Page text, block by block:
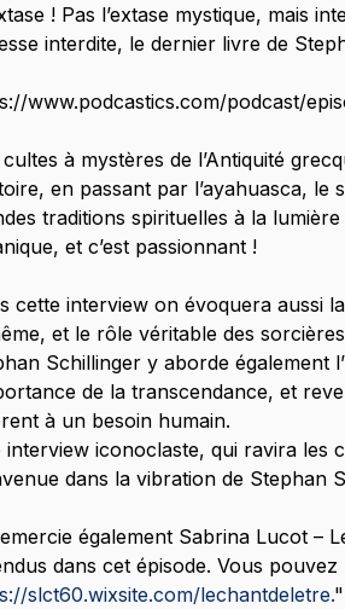
! Pas l’extase mystique, mais
interdite, le dernier livre de
www.podcastics.com/podcast/
cultes à mystères de l’Antiquité
en passant par l’ayahuasca,
traditions spirituelles à la
et c’est passionnant !
cette interview on évoquera aussi
et le rôle véritable des
Schillinger y aborde également
de la transcendance, et
à un besoin humain.
interview iconoclaste, qui ravira les
dans la vibration de Stephan
également Sabrina Lucot –
dans cet épisode. Vous
slct60.wixsite.com/lechantdeletre."